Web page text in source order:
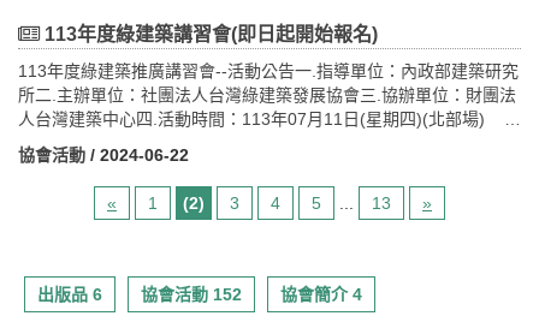
講座系列(南部)永續實踐，引領體驗綠色之旅張振煌老師12：
0013：00中午用餐14：3016：10優良綠建築案例(北部參訪)安永心
食館安永心食館薦派100min14:0015:40優良綠建築案例(南部參訪)
臺南九份子國民中小學劉木賢建築師結束內政部建築研究所綠建築
示範基地暨低碳觀光綠建築知性之旅導覽解說人員培訓課程（第三
天）日期地點課程內容時間時間備註113年10月24日（星期四）
(北)113年10月31日（星期四）(南)大坪林聯合開發大樓第第一講習
教室(北)國立成功大學運璿綠建築科技大樓B1會議室(南)13：
0013：30報到13：3014：20成果分享(一)50min14：2014：30休
處。 3.全國各大專院校師生及學術界人員。 4.中央及地方政府機
113年度綠建築講習會(即日起開始報名)
113年度綠建築推廣講習會--活動公告一.指導單位：內政部建築研究
所二.主辦單位：社團法人台灣綠建築發展協會三.協辦單位：財團法
人台灣建築中心四.活動時間：113年07月11日(星期四)(北部場)
113年07月19日(星期五)(中部場) 113年07
月26日(星期五)(南部場)五.開課時間及地點： (一)113年07月11
日(星期四)(北部場)-於大坪林聯合開發大樓15樓國際會議廳(新北市
新店區北新路三段200號)舉辦 (二)113年07月19日(星期五)(中
會議中心商道廳(高雄市前鎮區中山二路5號3樓)舉辦六.邀請對象：
1.全臺各縣市之建築師公會及其從業人員。 2.全臺各縣市之
協會活動 / 2024-06-22
« 1 (2) 3 4 5 13 »
出版品 6 協會活動 152 協會簡介 4